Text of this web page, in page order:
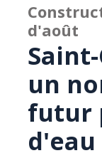
d'août
un
futur
d'eau